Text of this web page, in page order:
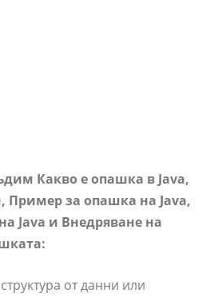
Какво е опашка в Java,
Пример за опашка на Java,
Java и Внедряване на
от данни или